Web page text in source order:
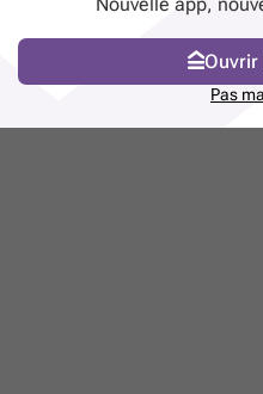
Ouvrir
Pas